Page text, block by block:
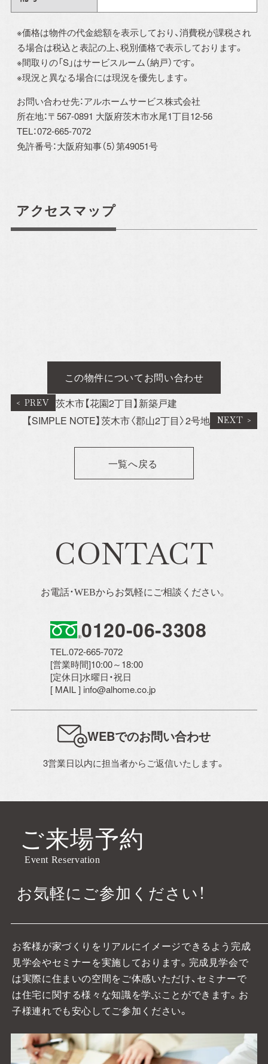
※価格は物件の代金総額を表示しており、消費税が課税され
る場合は税込と表記の上、税別価格で表示しております。
※間取りの「S」はサービスルーム（納戸）です。
※現況と異なる場合には現況を優先します。
お問い合わせ先：アルホームサービス株式会社
所在地：〒567-0891 大阪府茨木市水尾1丁目12-56
TEL：072-665-7072
免許番号：大阪府知事（5）第49051号
アクセスマップ
この物件についてお問い合わせ
茨木市【花園2丁目】新築戸建
【SIMPLE NOTE】茨木市〈郡山2丁目〉2号地
一覧へ戻る
CONTACT
お電話・WEBからお気軽にご相談ください。
0120-06-3308
TEL.072-665-7072
[営業時間]10:00～18:00
[定休日]水曜日・祝日
[ MAIL ] info@alhome.co.jp
WEBでのお問い合わせ
3営業日以内に担当者からご返信いたします。
ご来場予約
Event Reservation
お気軽にご参加ください！
お客様が家づくりをリアルにイメージできるよう完成
見学会やセミナーを実施しております。 完成見学会で
は実際に住まいの空間をご体感いただけ、セミナーで
は住宅に関する様々な知識を学ぶことができます。お
子様連れでも安心してご参加ください。